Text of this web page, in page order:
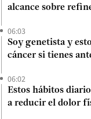
alcance sobre
06:03
Soy genetista y
cáncer si tienes
06:02
Estos hábitos
a reducir el dolor